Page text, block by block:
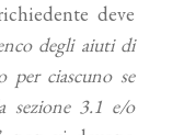
deve
degli aiuti di
per ciascuno se
sezione 3.1 e/o